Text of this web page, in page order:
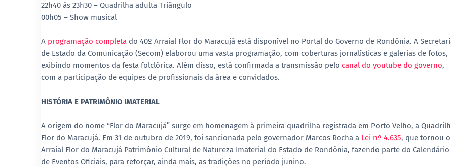
22h40 às 23h30 – Quadrilha adulta Triângulo
00h05 – Show musical
A programação completa do 40º Arraial Flor do Maracujá está disponível no Portal do Governo de Rondônia. A
de Estado da Comunicação (Secom) elaborou uma vasta programação, com coberturas jornalísticas e galerias de fotos,
exibindo momentos da festa folclórica. Além disso, está confirmada a transmissão pelo canal do youtube do governo,
com a participação de equipes de profissionais da área e convidados.
HISTÓRIA E PATRIMÔNIO IMATERIAL
A origem do nome “Flor do Maracujá” surge em homenagem à primeira quadrilha registrada em Porto Velho, a
Flor do Maracujá. Em 31 de outubro de 2019, foi sancionada pelo governador Marcos Rocha a Lei nº 4.635, que tornou o
Arraial Flor do Maracujá Patrimônio Cultural de Natureza Imaterial do Estado de Rondônia, fazendo parte do Calendário
de Eventos Oficiais, para reforçar, ainda mais, as tradições no período junino.